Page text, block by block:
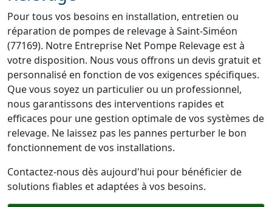
Pour tous vos besoins en installation, entretien ou
réparation de pompes de relevage à Saint-Siméon
(77169). Notre Entreprise Net Pompe Relevage est à
votre disposition. Nous vous offrons un devis gratuit et
personnalisé en fonction de vos exigences spécifiques.
Que vous soyez un particulier ou un professionnel,
nous garantissons des interventions rapides et
efficaces pour une gestion optimale de vos systèmes de
relevage. Ne laissez pas les pannes perturber le bon
fonctionnement de vos installations.
Contactez-nous dès aujourd'hui pour bénéficier de
solutions fiables et adaptées à vos besoins.